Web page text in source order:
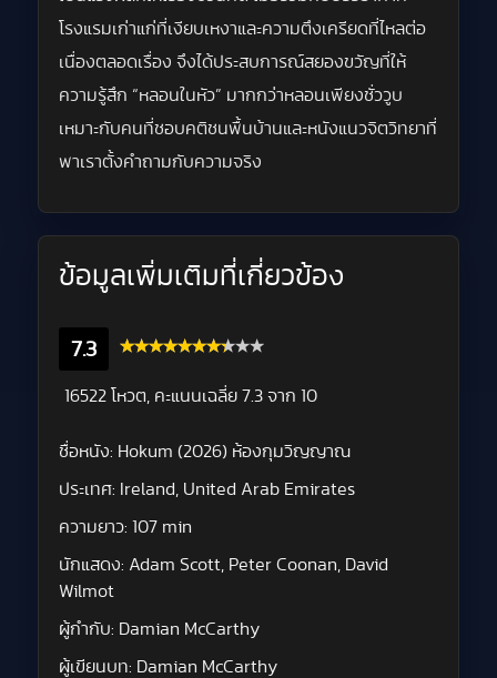
โรงแรมเก่าแก่ที่เงียบเหงาและความตึงเครียดที่ไหลต่อ
เนื่องตลอดเรื่อง จึงได้ประสบการณ์สยองขวัญที่ให้
ความรู้สึก “หลอนในหัว” มากกว่าหลอนเพียงชั่ววูบ
เหมาะกับคนที่ชอบคติชนพื้นบ้านและหนังแนวจิตวิทยาที่
พาเราตั้งคำถามกับความจริง
ข้อมูลเพิ่มเติมที่เกี่ยวข้อง
7.3
16522 โหวต, คะแนนเฉลี่ย 7.3 จาก 10
ชื่อหนัง: Hokum (2026) ห้องกุมวิญญาณ
ประเทศ: Ireland, United Arab Emirates
ความยาว: 107 min
นักแสดง: Adam Scott, Peter Coonan, David
Wilmot
ผู้กำกับ: Damian McCarthy
ผู้เขียนบท: Damian McCarthy